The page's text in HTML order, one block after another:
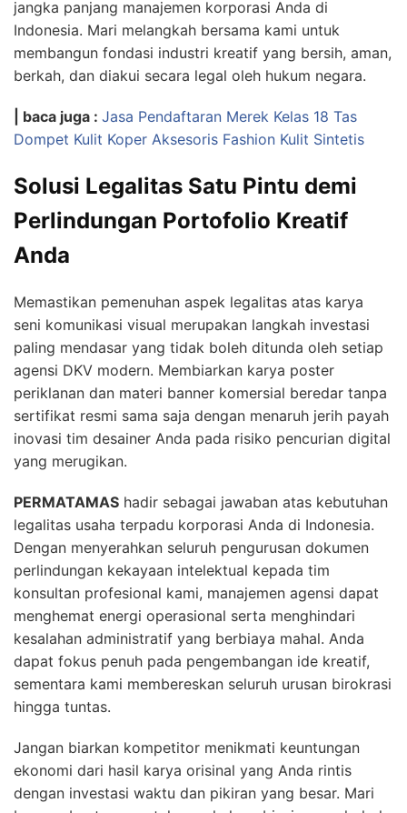
jangka panjang manajemen korporasi Anda di
Indonesia. Mari melangkah bersama kami untuk
membangun fondasi industri kreatif yang bersih, aman,
berkah, dan diakui secara legal oleh hukum negara.
| baca juga : Jasa Pendaftaran Merek Kelas 18 Tas
Dompet Kulit Koper Aksesoris Fashion Kulit Sintetis
Solusi Legalitas Satu Pintu demi
Perlindungan Portofolio Kreatif
Anda
Memastikan pemenuhan aspek legalitas atas karya
seni komunikasi visual merupakan langkah investasi
paling mendasar yang tidak boleh ditunda oleh setiap
agensi DKV modern. Membiarkan karya poster
periklanan dan materi banner komersial beredar tanpa
sertifikat resmi sama saja dengan menaruh jerih payah
inovasi tim desainer Anda pada risiko pencurian digital
yang merugikan.
PERMATAMAS hadir sebagai jawaban atas kebutuhan
legalitas usaha terpadu korporasi Anda di Indonesia.
Dengan menyerahkan seluruh pengurusan dokumen
perlindungan kekayaan intelektual kepada tim
konsultan profesional kami, manajemen agensi dapat
menghemat energi operasional serta menghindari
kesalahan administratif yang berbiaya mahal. Anda
dapat fokus penuh pada pengembangan ide kreatif,
sementara kami membereskan seluruh urusan birokrasi
hingga tuntas.
Jangan biarkan kompetitor menikmati keuntungan
ekonomi dari hasil karya orisinal yang Anda rintis
dengan investasi waktu dan pikiran yang besar. Mari